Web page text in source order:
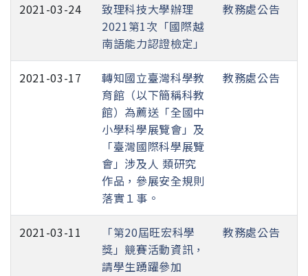
2021-03-24
致理科技大學辦理
2021第1次「國際越
南語能力認證檢定」
教務處公告
2021-03-17
轉知國立臺灣科學教
育館（以下簡稱科教
館）為薦送「全國中
小學科學展覽會」及
「臺灣國際科學展覽
會」涉及人 類研究
作品，參展安全規則
落實１事。
教務處公告
2021-03-11
「第20屆旺宏科學
獎」競賽活動資訊，
請學生踴躍參加
教務處公告